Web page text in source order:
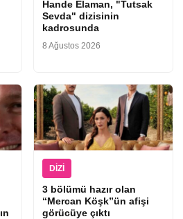
Hande Elaman, "Tutsak
Sevda" dizisinin
kadrosunda
8 Ağustos 2026
DIZI
3 bölümü hazır olan
“Mercan Köşk”ün afişi
görücüye çıktı